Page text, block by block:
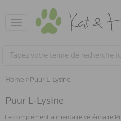
Toggle
navigation
Home » Puur L-Lysine
Puur L-Lysine
Le complément alimentaire vétérinaire